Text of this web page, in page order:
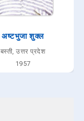
अष्टभुजा शुक्‍ल
बस्ती, उत्तर प्रदेश
1957